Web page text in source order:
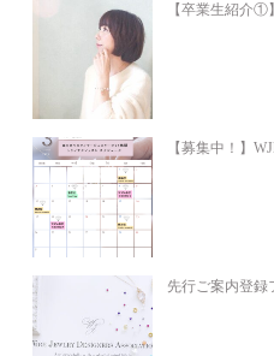
【卒業生紹介①
【募集中！】
先行ご案内登録